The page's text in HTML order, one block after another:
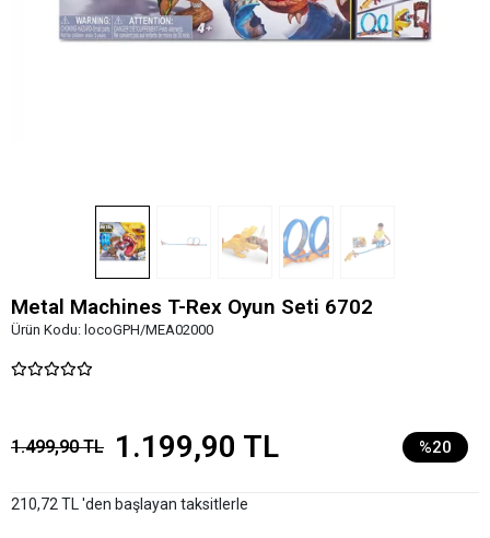
Metal Machines T-Rex Oyun Seti 6702
Ürün Kodu: locoGPH/MEA02000
1.499,90 TL 1.199,90 TL %20
210,72 TL 'den başlayan taksitlerle